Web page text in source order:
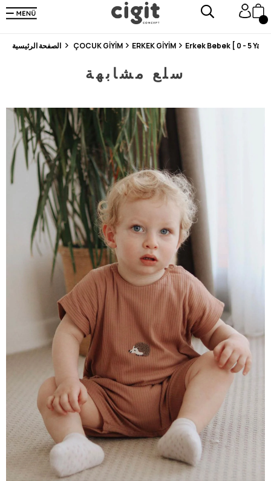
En Uygun Fiyat Garantisi !
300₺ ve Üzeri Alışverişlerde Kargo Ücretsiz !
Koşulsuz Şartsız İade İmkanı
ÇOCUK GİYİM ERKEK GİYİM Erkek Bebek [ 0 - 5 Yaş ]
سلع مشابهة